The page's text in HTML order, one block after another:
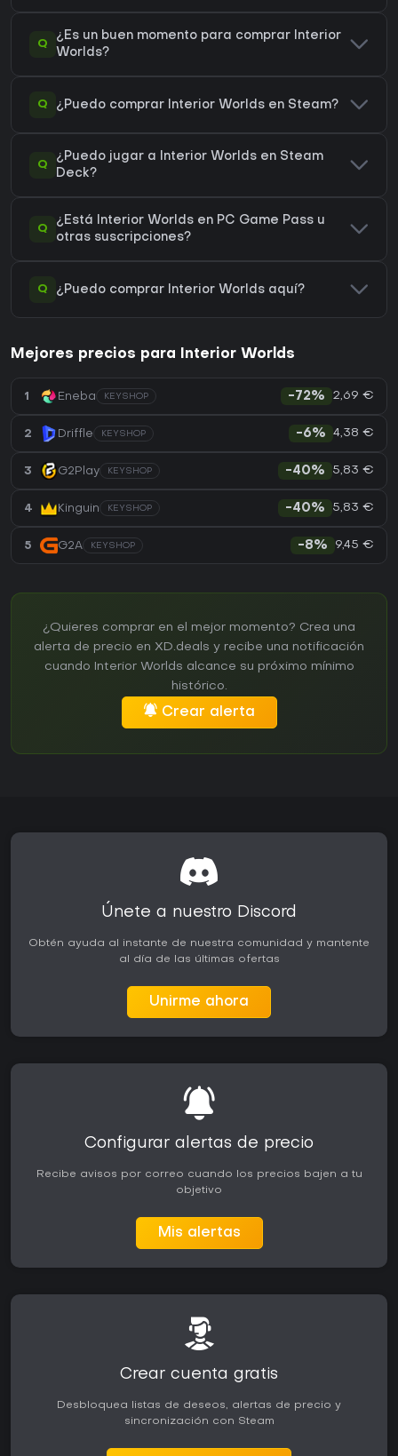
Q
¿Es un buen momento para comprar Interior
Worlds?
Q ¿Puedo comprar Interior Worlds en Steam?
Q
¿Puedo jugar a Interior Worlds en Steam
Deck?
Q
¿Está Interior Worlds en PC Game Pass u
otras suscripciones?
Q ¿Puedo comprar Interior Worlds aquí?
Mejores precios para Interior Worlds
1 Eneba KEYSHOP -72% 2,69 €
2 Driffle KEYSHOP -6% 4,38 €
3 G2Play KEYSHOP -40% 5,83 €
4 Kinguin KEYSHOP -40% 5,83 €
5 G2A KEYSHOP -8% 9,45 €
¿Quieres comprar en el mejor momento? Crea una
alerta de precio en XD.deals y recibe una notificación
cuando Interior Worlds alcance su próximo mínimo
histórico.
Crear alerta
Únete a nuestro Discord
Obtén ayuda al instante de nuestra comunidad y mantente
al día de las últimas ofertas
Unirme ahora
Configurar alertas de precio
Recibe avisos por correo cuando los precios bajen a tu
objetivo
Mis alertas
Crear cuenta gratis
Desbloquea listas de deseos, alertas de precio y
sincronización con Steam